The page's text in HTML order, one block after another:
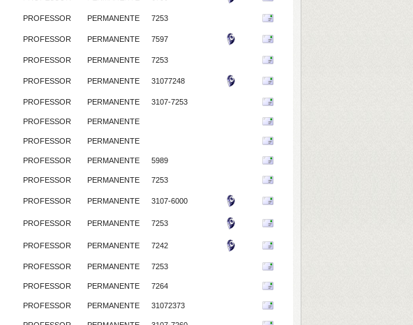
PROFESSOR PERMANENTE 7253
PROFESSOR PERMANENTE 7597
PROFESSOR PERMANENTE 7253
PROFESSOR PERMANENTE 31077248
PROFESSOR PERMANENTE 3107-7253
PROFESSOR PERMANENTE
PROFESSOR PERMANENTE
PROFESSOR PERMANENTE 5989
PROFESSOR PERMANENTE 7253
PROFESSOR PERMANENTE 3107-6000
PROFESSOR PERMANENTE 7253
PROFESSOR PERMANENTE 7242
PROFESSOR PERMANENTE 7253
PROFESSOR PERMANENTE 7264
PROFESSOR PERMANENTE 31072373